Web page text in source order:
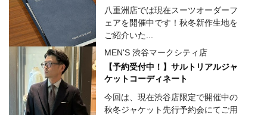
八重洲店では現在スーツオーダーフ
ェアを開催中です！秋冬新作生地を
ご紹介いた...
MEN'S 渋谷マークシティ店
【予約受付中！】サルトリアルジャ
ケットコーディネート
今回は、現在渋谷店限定で開催中の
秋冬ジャケット先行予約会にてご用